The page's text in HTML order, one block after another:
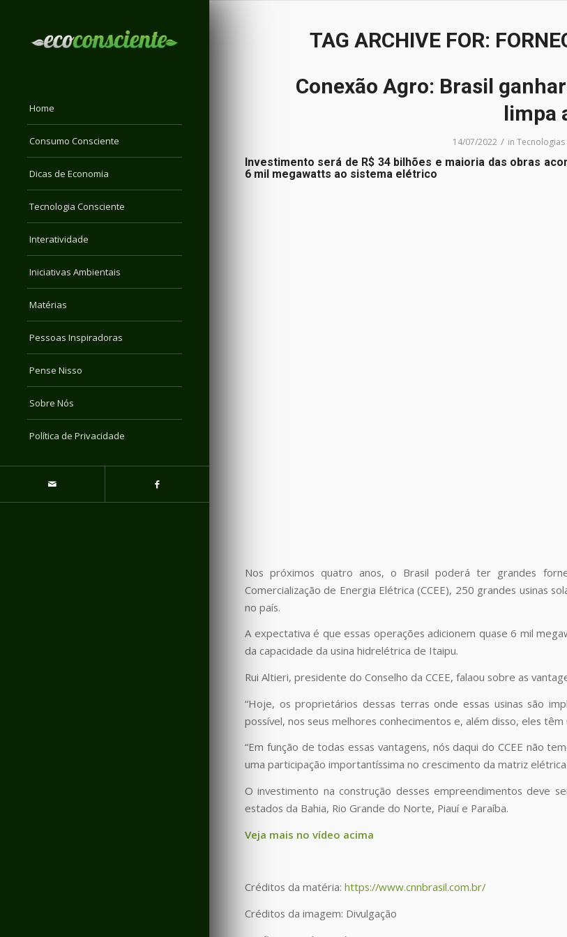
Home
Consumo Consciente
Dicas de Economia
Tecnologia Consciente
Interatividade
Iniciativas Ambientais
Matérias
Pessoas Inspiradoras
Pense Nisso
Sobre Nós
Política de Privacidade
TAG ARCHIVE FOR:
Conexão Agro: Brasil
limpa
14/07/2022 / in
Investimento será de R$ 34 bilhões e maioria das obras
6 mil megawatts ao sistema elétrico
Nos próximos quatro anos, o Brasil poderá ter grandes
Comercialização de Energia Elétrica (CCEE), 250 grandes usinas
no país.
A expectativa é que essas operações adicionem quase 6 mil
da capacidade da usina hidrelétrica de Itaipu.
Rui Altieri, presidente do Conselho da CCEE, falaou sobre as
“Hoje, os proprietários dessas terras onde essas usinas são
possível, nos seus melhores conhecimentos e, além disso, eles
“Em função de todas essas vantagens, nós daqui do CCEE não
uma participação importantíssima no crescimento da matriz elétrica
O investimento na construção desses empreendimentos deve
estados da Bahia, Rio Grande do Norte, Piauí e Paraíba.
Veja mais no vídeo acima
Créditos da matéria: https://www.cnnbrasil.com.br/
Créditos da imagem: Divulgação